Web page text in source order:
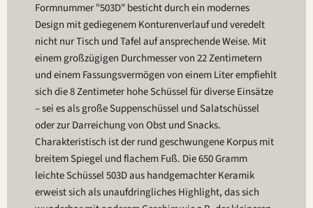
Formnummer "503D" besticht durch ein modernes
Design mit gediegenem Konturenverlauf und veredelt
nicht nur Tisch und Tafel auf ansprechende Weise. Mit
einem großzügigen Durchmesser von 22 Zentimetern
und einem Fassungsvermögen von einem Liter empfiehlt
sich die 8 Zentimeter hohe Schüssel für diverse Einsätze
– sei es als große Suppenschüssel und Salatschüssel
oder zur Darreichung von Obst und Snacks.
Charakteristisch ist der rund geschwungene Korpus mit
breitem Spiegel und flachem Fuß. Die 650 Gramm
leichte Schüssel 503D aus handgemachter Keramik
erweist sich als unaufdringliches Highlight, das sich